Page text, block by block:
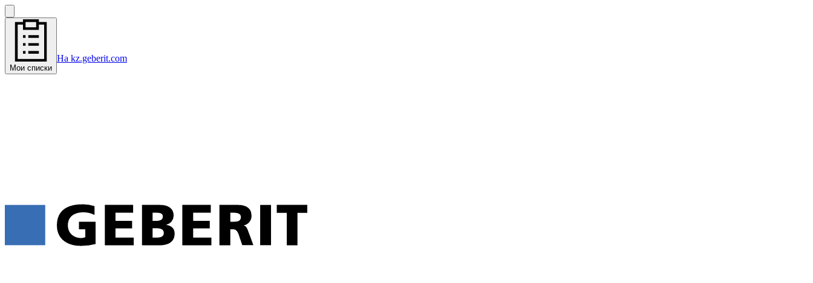
Мои списки
На kz.geberit.com